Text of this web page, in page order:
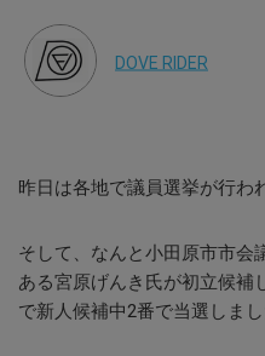
DOVE RIDER
昨日は各地で議員選挙が行わ
そして、なんと小田原市市会
ある宮原げんき氏が初立候補
で新人候補中2番で当選しまし